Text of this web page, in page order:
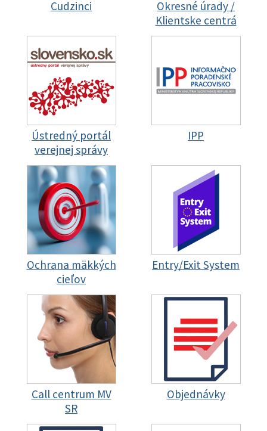
Cudzinci
Okresné úrady /
Klientske centrá
Ústredný portál
verejnej správy
IPP
Ochrana mäkkých
cieľov
Entry/Exit System
Call centrum MV
SR
Objednávky